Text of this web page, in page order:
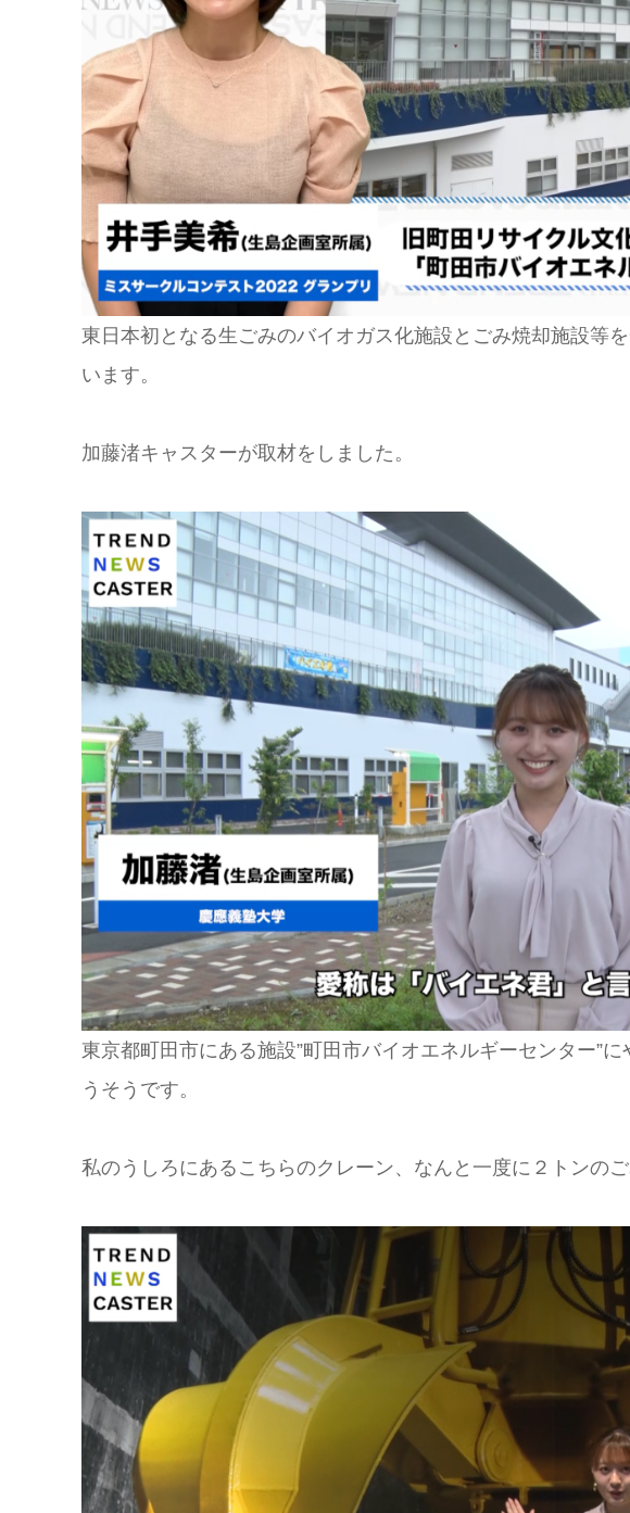
東日本初となる生ごみのバイオガス化施設とごみ焼却施設等
います。
加藤渚キャスターが取材をしました。
東京都町田市にある施設”町田市バイオエネルギーセンター”
うそうです。
私のうしろにあるこちらのクレーン、なんと一度に２トンの